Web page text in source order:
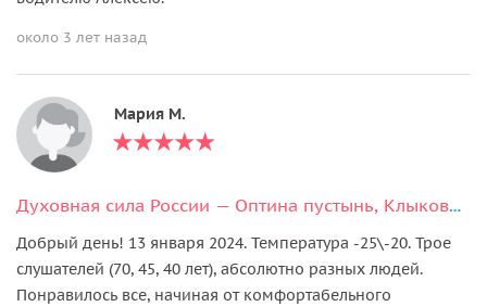
около 3 лет назад
Мария М.
Духовная сила России — Оптина пустынь, Клыково и Шамордино
Добрый день! 13 января 2024. Температура -25\-20. Трое
слушателей (70, 45, 40 лет), абсолютно разных людей.
Понравилось все, начиная от комфортабельного